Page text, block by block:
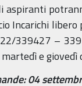
Incarichi
339427 –
e giovedì
04